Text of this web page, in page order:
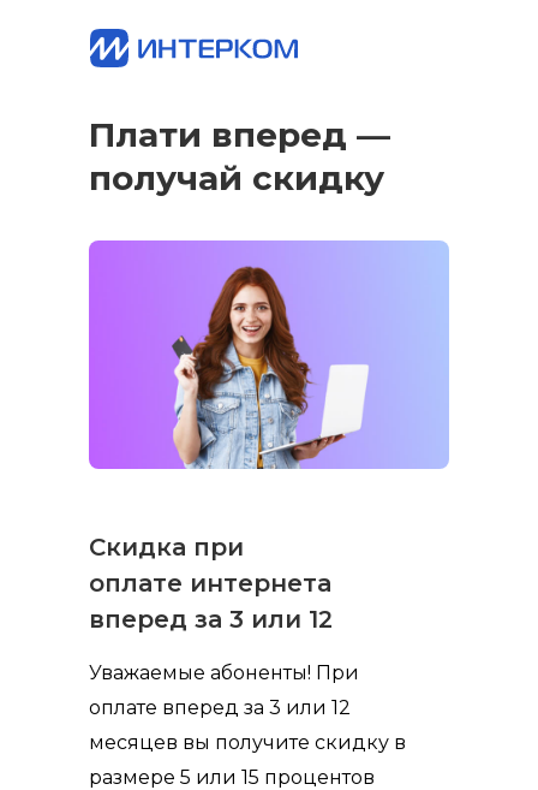
Плати вперед —
получай скидку
Скидка при
оплате интернета
вперед за 3 или 12
Уважаемые абоненты! При
оплате вперед за 3 или 12
месяцев вы получите скидку в
размере 5 или 15 процентов